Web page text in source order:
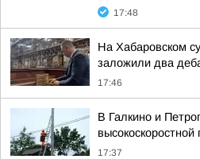
17:48
На Хабаровском
заложили два
17:46
В Галкино и
17:37